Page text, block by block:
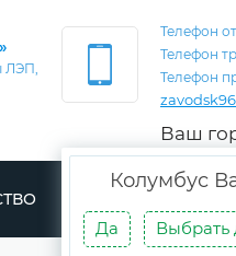
ЛЭП,
Телефон
Телефон
Телефон
Ваш
Колумбус
Да Выбрать